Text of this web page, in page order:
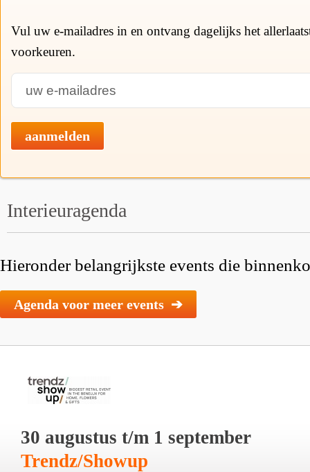
Vul uw e-mailadres in en ontvang dagelijks het
voorkeuren.
aanmelden
Interieuragenda
Hieronder belangrijkste events die
Agenda voor meer events ➔
30 augustus t/m 1 september
Trendz/Showup